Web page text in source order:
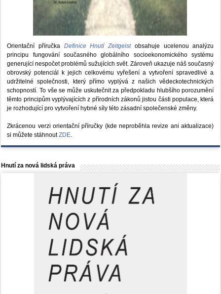
Orientační příručka Definice Hnutí Zeitgeistobsahuje ucelenou analýzu
principu fungování současného globálního socioekonomického systému
generující nespočet problémů sužujících svět. Zároveň ukazuje náš současný
obrovský potenciál k jejich celkovému vyřešení a vytvoření spravedlivé a
udržitelné společnosti, který přímo vyplývá z našich vědeckotechnických
schopností. To vše se může uskutečnit za předpokladu hlubšího porozumění
těmto principům vyplývajících z přírodních zákonů jistou části populace, která
je rozhodující pro vytvoření hybné síly této zásadní společenské změny.
Zkrácenou verzi orientační příručky (kde neproběhla revize ani aktualizace)
si můžete stáhnoutZDE.
Hnutí za nová lidská práva